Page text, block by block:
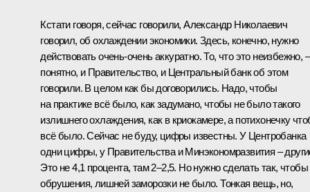
Кстати говоря, сейчас говорили, Александр Николаевич
говорил, об охлаждении экономики. Здесь, конечно, нужно
действовать очень-очень аккуратно. То, что это неизбежно, –
понятно, и Правительство, и Центральный банк об этом
говорили. В целом как бы договорились. Надо, чтобы
на практике всё было, как задумано, чтобы не было такого
излишнего охлаждения, как в криокамере, а потихонечку
всё было. Сейчас не буду, цифры известны. У Центробанка
одни цифры, у Правительства и Минэкономразвития –
Это не 4,1 процента, там 2–2,5. Но нужно сделать так, чтобы
обрушения, лишней заморозки не было. Тонкая вещь, но,